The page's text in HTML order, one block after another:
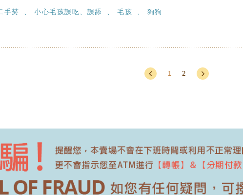
手菸 小心毛孩誤吃、誤舔 毛孩 狗狗
1 2